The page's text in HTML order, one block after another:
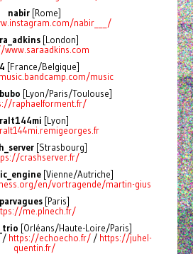
nabir[Rome]
nabir___/
[London]
www.saraadkins.com
[France/Belgique]
music
[Lyon/Paris/Toulouse]
raphaelforment.fr/
ralt144mi [Lyon]
[Strasbourg]
crashserver.fr/
[Vienne/Autriche]
en/vortragende/martin-gius
parvagues[Paris]
me.plnech.fr/
[Orléans/Haute-Loire/Paris]
/ https://echoecho.fr// https://juhel-
quentin.fr/